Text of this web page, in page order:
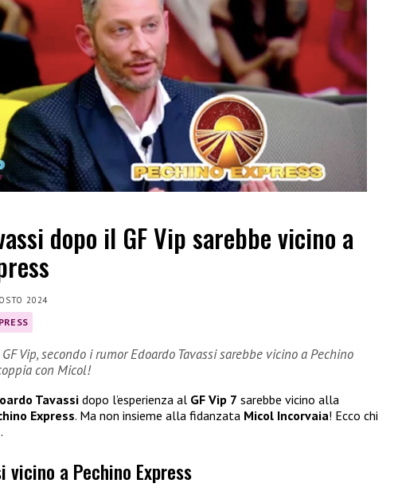
dopo il GF Vip sarebbe vicino a
2024
Vip, secondo i rumor Edoardo Tavassi sarebbe vicino a Pechino
con Micol!
Tavassidopo l’esperienza al GF Vip 7 sarebbe vicino alla
Express. Ma non insieme alla fidanzata Micol Incorvaia! Ecco chi
vicino a Pechino Express